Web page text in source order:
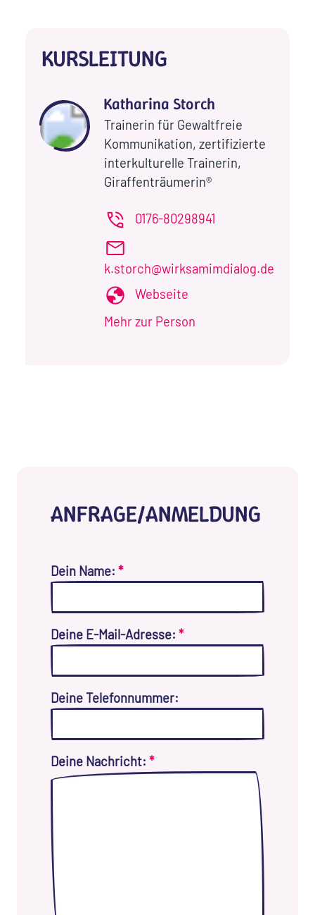
KURSLEITUNG
Katharina Storch
Trainerin für Gewaltfreie
Kommunikation, zertifizierte
interkulturelle Trainerin,
Giraffenträumerin®
0176-80298941
k.storch@wirksamimdialog.de
Webseite
Mehr zur Person
ANFRAGE/ANMELDUNG
Dein Name: *
Deine E-Mail-Adresse: *
Deine Telefonnummer:
Deine Nachricht: *